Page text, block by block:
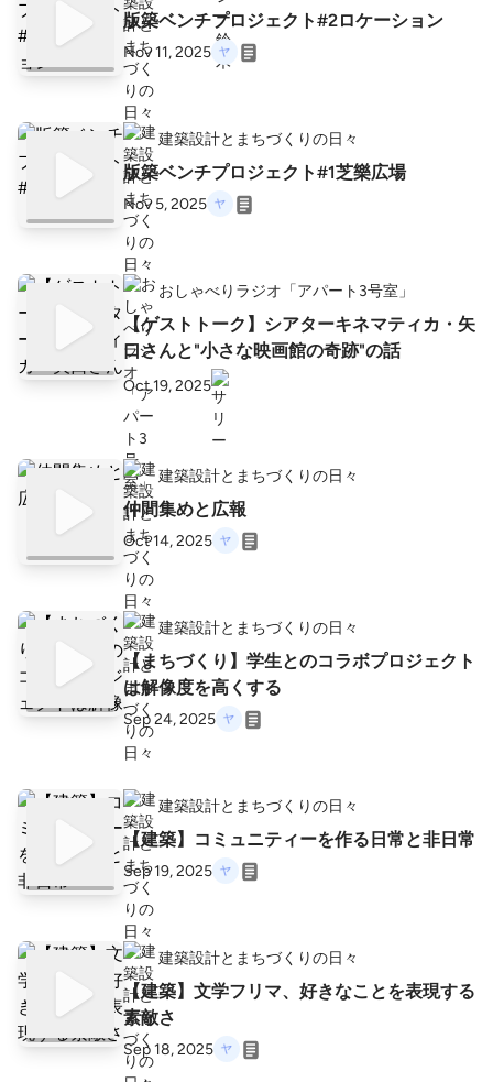
版築ベンチプロジェクト#2ロケーション
Nov 11, 2025
建築設計とまちづくりの日々
版築ベンチプロジェクト#1芝樂広場
Nov 5, 2025
おしゃべりラジオ「アパート3号室」
【ゲストトーク】シアターキネマティカ・矢
口さんと"小さな映画館の奇跡"の話
Oct 19, 2025
建築設計とまちづくりの日々
仲間集めと広報
Oct 14, 2025
建築設計とまちづくりの日々
【まちづくり】学生とのコラボプロジェクト
は解像度を高くする
Sep 24, 2025
建築設計とまちづくりの日々
【建築】コミュニティーを作る日常と非日常
Sep 19, 2025
建築設計とまちづくりの日々
【建築】文学フリマ、好きなことを表現する
素敵さ
Sep 18, 2025